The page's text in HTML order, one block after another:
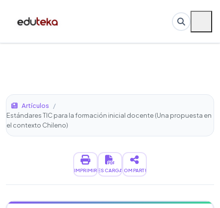
Artículos
/
Estándares TIC para la formación inicial docente (Una propuesta en
el contexto Chileno)
IMPRIMIRDESCARGARCOMPARTIR